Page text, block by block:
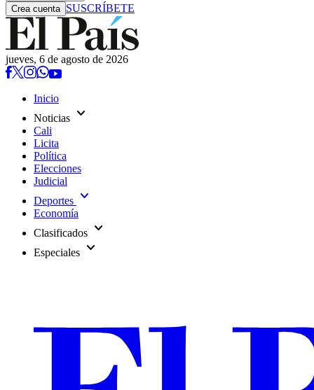
Crea cuenta SUSCRÍBETE
jueves, 6 de agosto de 2026
Inicio
Noticias expand_more
Cali
Licita
Política
Elecciones
Judicial
Deportes expand_more
Economía
Clasificados expand_more
Especiales expand_more